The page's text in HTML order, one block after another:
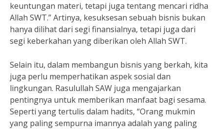
keuntungan materi, tetapi juga tentang mencari ridha
Allah SWT.” Artinya, kesuksesan sebuah bisnis bukan
hanya dilihat dari segi finansialnya, tetapi juga dari
segi keberkahan yang diberikan oleh Allah SWT.
Selain itu, dalam membangun bisnis yang berkah, kita
juga perlu memperhatikan aspek sosial dan
lingkungan. Rasulullah SAW juga mengajarkan
pentingnya untuk memberikan manfaat bagi sesama.
Seperti yang tertulis dalam hadits, “Orang mukmin
yang paling sempurna imannya adalah yang paling